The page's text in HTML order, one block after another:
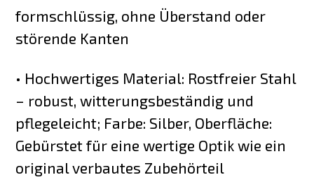
formschlüssig, ohne Überstand oder
störende Kanten
• Hochwertiges Material: Rostfreier Stahl
– robust, witterungsbeständig und
pflegeleicht; Farbe: Silber, Oberfläche:
Gebürstet für eine wertige Optik wie ein
original verbautes Zubehörteil